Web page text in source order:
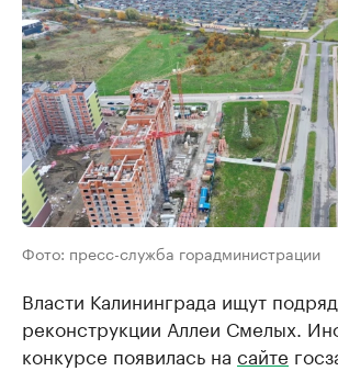
Фото: пресс-служба горадминистрации
Власти Калининграда ищут
реконструкции Аллеи Смелых.
конкурсе появилась на сайте